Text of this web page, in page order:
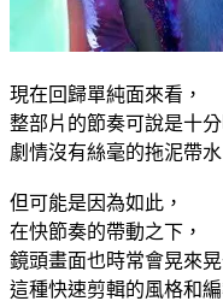
現在回歸單純面來看，
整部片的節奏可說是十分
劇情沒有絲毫的拖泥帶水
但可能是因為如此，
在快節奏的帶動之下，
鏡頭畫面也時常會晃來晃
這種快速剪輯的風格和編